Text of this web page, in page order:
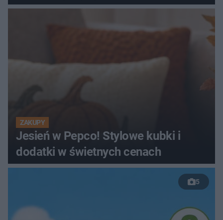
ZAKUPY
Jesień w Pepco! Stylowe kubki i
dodatki w świetnych cenach
5